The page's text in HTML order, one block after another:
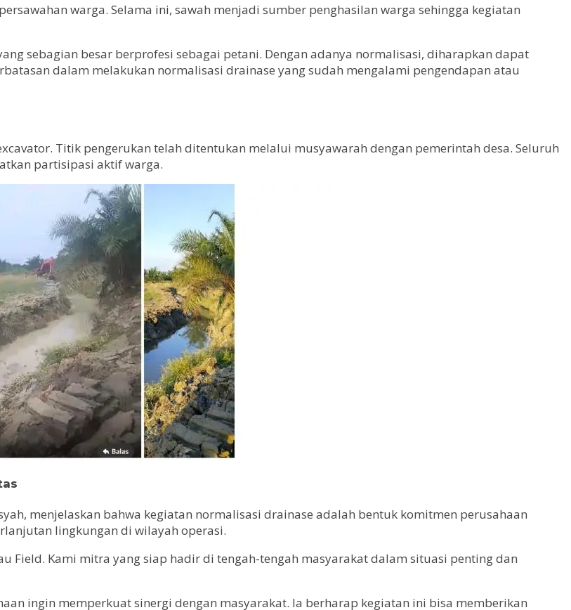
warga. Selama ini, sawah menjadi sumber penghasilan warga sehingga kegiatan
sebagian besar berprofesi sebagai petani. Dengan adanya normalisasi, diharapkan dapat
dalam melakukan normalisasi drainase yang sudah mengalami pengendapan atau
Titik pengerukan telah ditentukan melalui musyawarah dengan pemerintah desa. Seluruh
partisipasi aktif warga.
menjelaskan bahwa kegiatan normalisasi drainase adalah bentuk komitmen perusahaan
lingkungan di wilayah operasi.
Field. Kami mitra yang siap hadir di tengah-tengah masyarakat dalam situasi penting dan
ingin memperkuat sinergi dengan masyarakat. Ia berharap kegiatan ini bisa memberikan